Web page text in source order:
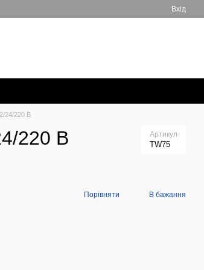
Вхід
24/220 В
220 В Артикул
TW75
Порівняти В бажання